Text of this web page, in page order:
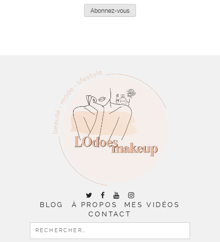
Abonnez-vous
BLOG À PROPOS
MES VIDÉOS
CONTACT
RECHERCHER :